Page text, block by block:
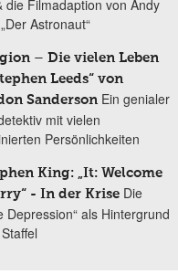
die Filmadaption von Andy
Astronaut“
– Die vielen Leben
Leeds“ von
Sanderson Ein genialer
mit vielen
Persönlichkeiten
King: „It: Welcome
- In der Krise Die
Depression“ als Hintergrund